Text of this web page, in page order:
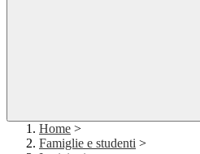
Home >
Famiglie e studenti >